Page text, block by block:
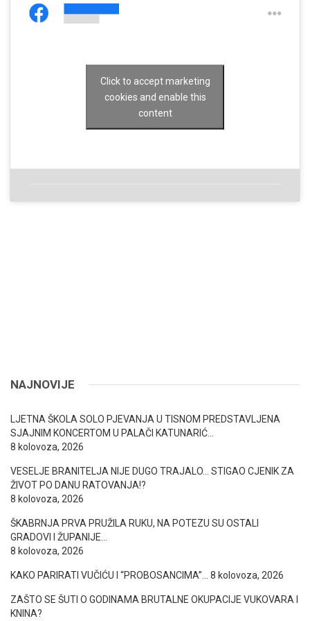
Click to accept marketing
cookies and enable this
content
NAJNOVIJE
LJETNA ŠKOLA SOLO PJEVANJA U TISNOM PREDSTAVLJENA
SJAJNIM KONCERTOM U PALAČI KATUNARIĆ…
8 kolovoza, 2026
VESELJE BRANITELJA NIJE DUGO TRAJALO… STIGAO CJENIK ZA
ŽIVOT PO DANU RATOVANJA!?
8 kolovoza, 2026
ŠKABRNJA PRVA PRUŽILA RUKU, NA POTEZU SU OSTALI
GRADOVI I ŽUPANIJE…
8 kolovoza, 2026
KAKO PARIRATI VUČIĆU I “PROBOSANCIMA”… 8 kolovoza, 2026
ZAŠTO SE ŠUTI O GODINAMA BRUTALNE OKUPACIJE VUKOVARA I
KNINA?